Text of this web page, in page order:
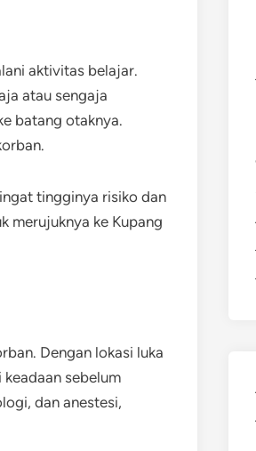
aktivitas belajar.
atau sengaja
batang otaknya.
tingginya risiko dan
merujuknya ke Kupang
Dengan lokasi luka
sebelum
dan anestesi,